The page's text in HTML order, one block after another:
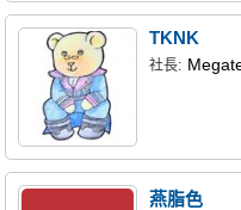
TKNK
社長:
燕脂色